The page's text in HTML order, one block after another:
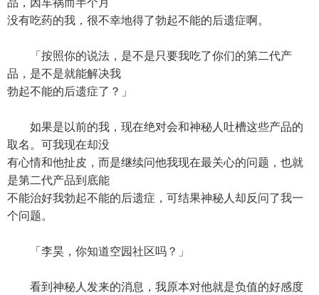
品，因车祸而半个月
没有吃药的我，很不幸地得了勃起不能的后遗症啊。
「按照你的说法，是不是只要我吃了你们的第二代产
品，是不是就能解决我
勃起不能的后遗症了？」
如果是以前的我，现在绝对会和神秘人吐槽这些产品的
取名。可我现在却没
有心情和他扯皮，而是继续问他我现在最关心的问题，也就
是第二代产品到底能
不能治好我勃起不能的后遗症，可结果神秘人却反问了我一
个问题。
「李昊，你知道空园社区吗？」
看到神秘人发来的消息，我原本对他就是负值的好感度